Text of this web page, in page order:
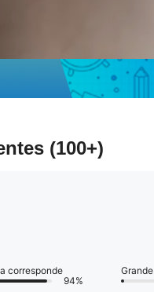
(100+)
corresponde
94%
Grande